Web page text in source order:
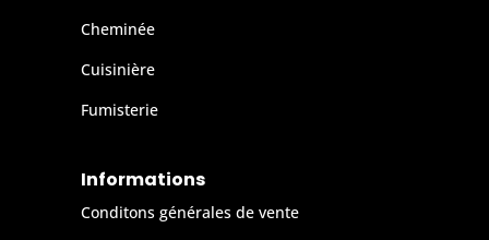
Cheminée
Cuisinière
Fumisterie
Informations
Conditons générales de vente